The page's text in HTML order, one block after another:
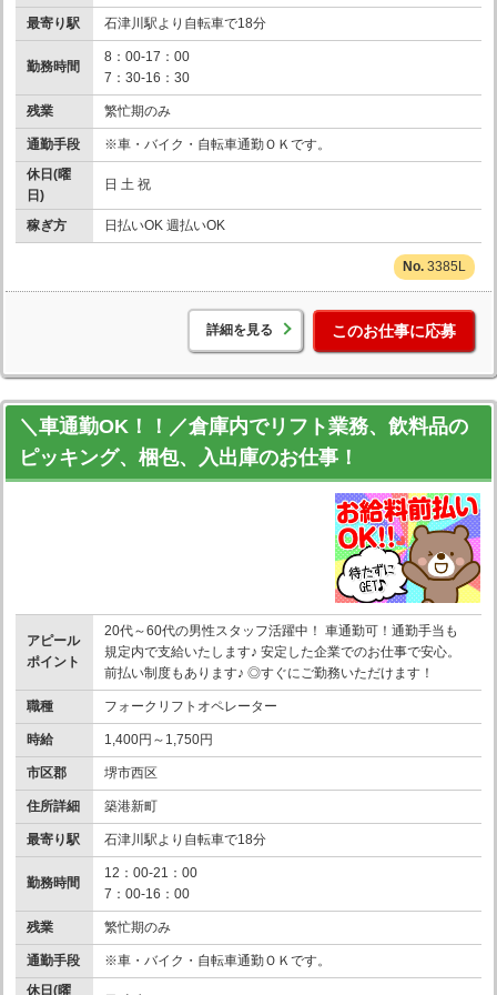
最寄り駅 石津川駅より自転車で18分
勤務時間
8：00-17：00
7：30-16：30
残業 繁忙期のみ
通勤手段
※車・バイク・自転車通勤ＯＫです。
休日(曜
日)
日 土 祝
稼ぎ方 日払いOK 週払いOK
3385L
詳細を見る このお仕事に応募
＼車通勤OK！！／倉庫内でリフト業務、飲料品の
ピッキング、梱包、入出庫のお仕事！
アピール
ポイント
20代～60代の男性スタッフ活躍中！ 車通勤可！通勤手当も
規定内で支給いたします♪ 安定した企業でのお仕事で安心。
前払い制度もあります♪ ◎すぐにご勤務いただけます！
職種 フォークリフトオペレーター
時給 1,400円～1,750円
市区郡 堺市西区
住所詳細 築港新町
最寄り駅 石津川駅より自転車で18分
勤務時間
12：00-21：00
7：00-16：00
残業 繁忙期のみ
通勤手段
※車・バイク・自転車通勤ＯＫです。
休日(曜